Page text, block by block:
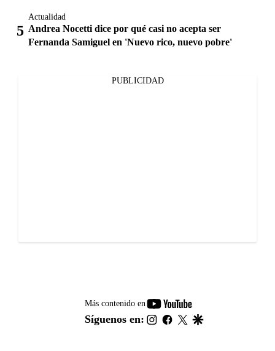
Actualidad
Andrea Nocetti dice por qué casi no acepta ser
Fernanda Samiguel en 'Nuevo rico, nuevo pobre'
PUBLICIDAD
Más contenido en
youtube-
footer
Síguenos en: instagram
facebook
twitter